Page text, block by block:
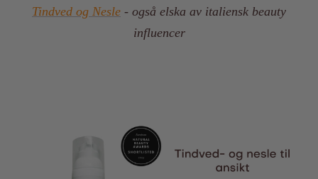
Tindved og Nesle - også elska av italiensk beauty
influencer